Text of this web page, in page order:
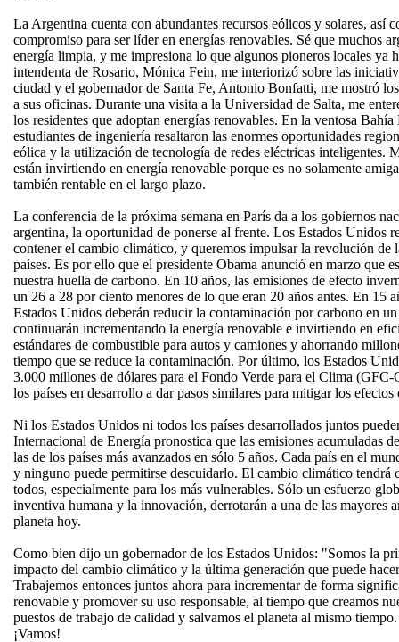
La Argentina cuenta con abundantes recursos eólicos y solares, así
compromiso para ser líder en energías renovables. Sé que muchos
energía limpia, y me impresiona lo que algunos pioneros locales ya
intendenta de Rosario, Mónica Fein, me interiorizó sobre las
ciudad y el gobernador de Santa Fe, Antonio Bonfatti, me mostró
a sus oficinas. Durante una visita a la Universidad de Salta, me
los residentes que adoptan energías renovables. En la ventosa
estudiantes de ingeniería resaltaron las enormes oportunidades
eólica y la utilización de tecnología de redes eléctricas inteligentes.
están invirtiendo en energía renovable porque es no solamente
también rentable en el largo plazo.
La conferencia de la próxima semana en París da a los gobiernos
argentina, la oportunidad de ponerse al frente. Los Estados Unidos
contener el cambio climático, y queremos impulsar la revolución de
países. Es por ello que el presidente Obama anunció en marzo que
nuestra huella de carbono. En 10 años, las emisiones de efecto
un 26 a 28 por ciento menores de lo que eran 20 años antes. En 15
Estados Unidos deberán reducir la contaminación por carbono en
continuarán incrementando la energía renovable e invirtiendo en
estándares de combustible para autos y camiones y ahorrando
tiempo que se reduce la contaminación. Por último, los Estados
3.000 millones de dólares para el Fondo Verde para el Clima
los países en desarrollo a dar pasos similares para mitigar los
Ni los Estados Unidos ni todos los países desarrollados juntos
Internacional de Energía pronostica que las emisiones acumuladas
las de los países más avanzados en sólo 5 años. Cada país en el
y ninguno puede permitirse descuidarlo. El cambio climático tendrá
todos, especialmente para los más vulnerables. Sólo un esfuerzo
inventiva humana y la innovación, derrotarán a una de las mayores
planeta hoy.
Como bien dijo un gobernador de los Estados Unidos: "Somos la
impacto del cambio climático y la última generación que puede
Trabajemos entonces juntos ahora para incrementar de forma
renovable y promover su uso responsable, al tiempo que creamos
puestos de trabajo de calidad y salvamos el planeta al mismo
¡Vamos!